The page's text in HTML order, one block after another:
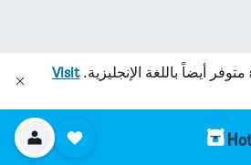
متوفر أيضاً باللغة الإنجليزية.Visit